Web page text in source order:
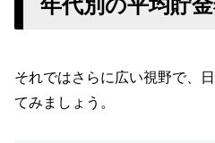
それではさらに広い視野で、
てみましょう。